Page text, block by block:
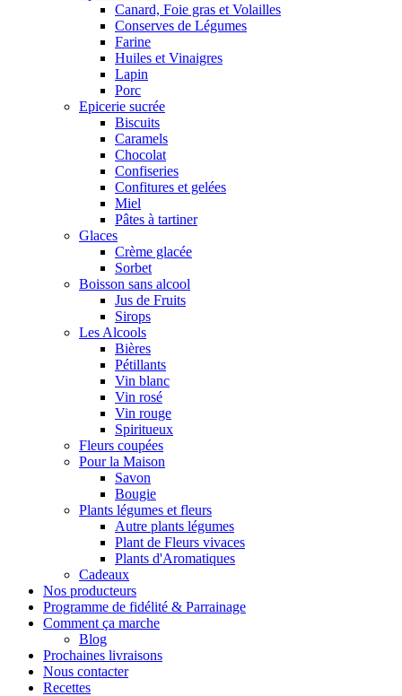
Canard, Foie gras et Volailles
Conserves de Légumes
Farine
Huiles et Vinaigres
Lapin
Porc
Epicerie sucrée
Biscuits
Caramels
Chocolat
Confiseries
Confitures et gelées
Miel
Pâtes à tartiner
Glaces
Crème glacée
Sorbet
Boisson sans alcool
Jus de Fruits
Sirops
Les Alcools
Bières
Pétillants
Vin blanc
Vin rosé
Vin rouge
Spiritueux
Fleurs coupées
Pour la Maison
Savon
Bougie
Plants légumes et fleurs
Autre plants légumes
Plant de Fleurs vivaces
Plants d'Aromatiques
Cadeaux
Nos producteurs
Programme de fidélité & Parrainage
Comment ça marche
Blog
Prochaines livraisons
Nous contacter
Recettes